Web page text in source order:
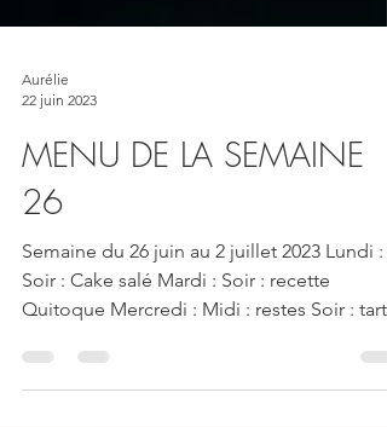
22 juin 2023
MENU DE LA SEMAINE
26
Semaine du 26 juin au 2 juillet 2023 Lundi :
Soir : Cake salé Mardi : Soir : recette
Quitoque Mercredi : Midi : restes Soir : tarte